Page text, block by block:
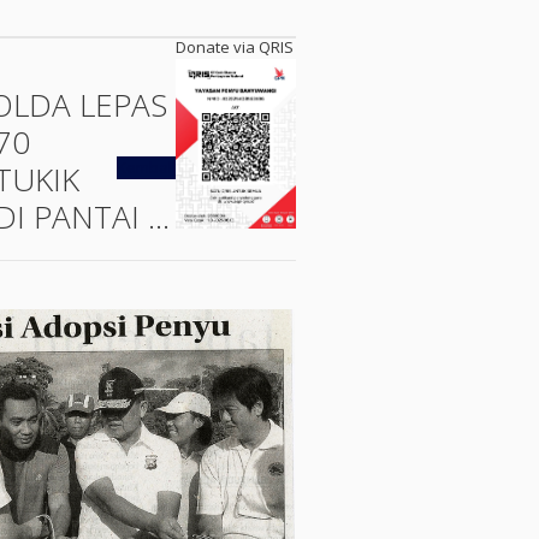
Donate via QRIS
LEPAS
PANTAI ...